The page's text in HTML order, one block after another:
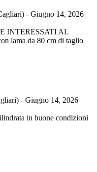
- Giugno 14, 2026
INTERESSATI AL
lama da 80 cm di taglio
- Giugno 14, 2026
in buone condizioni